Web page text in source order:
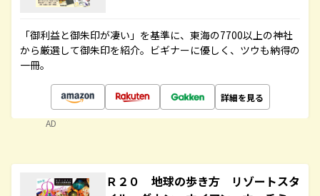
「御利益と御朱印が凄い」を基準に、東海の7700以上の神社
から厳選して御朱印を紹介。ビギナーに優しく、ツウも納得の
一冊。
詳細を見る
AD
Ｒ２０ 地球の歩き方 リゾートスタ